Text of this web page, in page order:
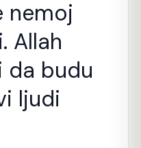
nemoj
Allah
da budu
ljudi